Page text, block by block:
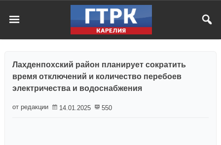
Лахденпохский район планирует сократить
время отключений и количество перебоев
электричества и водоснабжения
от редакции 14.01.2025 550